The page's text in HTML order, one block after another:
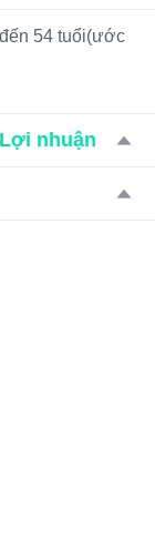
54 tuổi(ước
nhuận